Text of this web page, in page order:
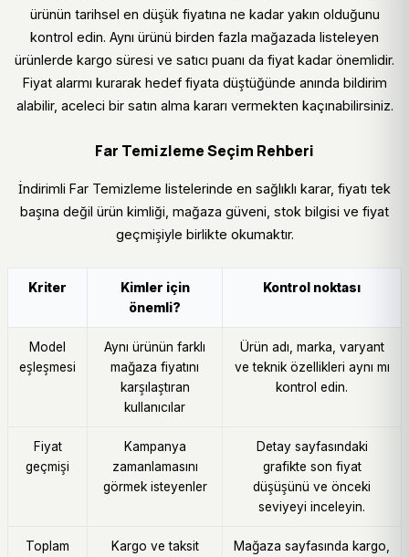
ürünün tarihsel en düşük fiyatına ne kadar yakın olduğunu
kontrol edin. Aynı ürünü birden fazla mağazada listeleyen
ürünlerde kargo süresi ve satıcı puanı da fiyat kadar önemlidir.
Fiyat alarmı kurarak hedef fiyata düştüğünde anında bildirim
alabilir, aceleci bir satın alma kararı vermekten kaçınabilirsiniz.
Far Temizleme Seçim Rehberi
İndirimli Far Temizleme listelerinde en sağlıklı karar, fiyatı tek
başına değil ürün kimliği, mağaza güveni, stok bilgisi ve fiyat
geçmişiyle birlikte okumaktır.
Kriter
Kimler için
önemli?
Kontrol noktası
Model
eşleşmesi
Aynı ürünün farklı
mağaza fiyatını
karşılaştıran
kullanıcılar
Ürün adı, marka, varyant
ve teknik özellikleri aynı mı
kontrol edin.
Fiyat
geçmişi
Kampanya
zamanlamasını
görmek isteyenler
Detay sayfasındaki
grafikte son fiyat
düşüşünü ve önceki
seviyeyi inceleyin.
Toplam Kargo ve taksit Mağaza sayfasında kargo,